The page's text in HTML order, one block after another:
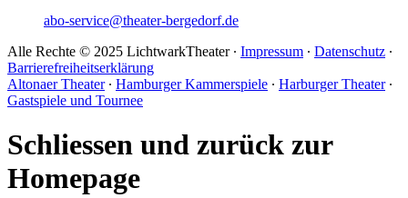
abo-service@theater-bergedorf.de
Alle Rechte © 2025 LichtwarkTheater ∙ Impressum ∙ Datenschutz ∙
Barrierefreiheitserklärung
Altonaer Theater∙ Hamburger Kammerspiele ∙ Harburger Theater∙
Gastspiele und Tournee
Schliessen und zurück zur
Homepage